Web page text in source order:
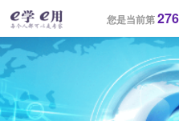
您是当前第